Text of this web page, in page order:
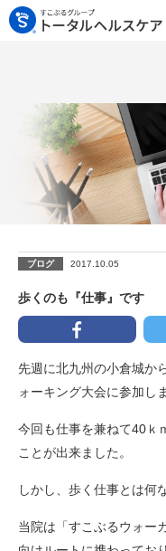
ブログ 2017.10.05
歩くのも『仕事』です
先週に北九州の小倉城か
ォーキング大会に参加し
今回も仕事を兼ねて40ｋ
ことが出来ました。
しかし、歩く仕事とは何
当院は「すこぶるウォー